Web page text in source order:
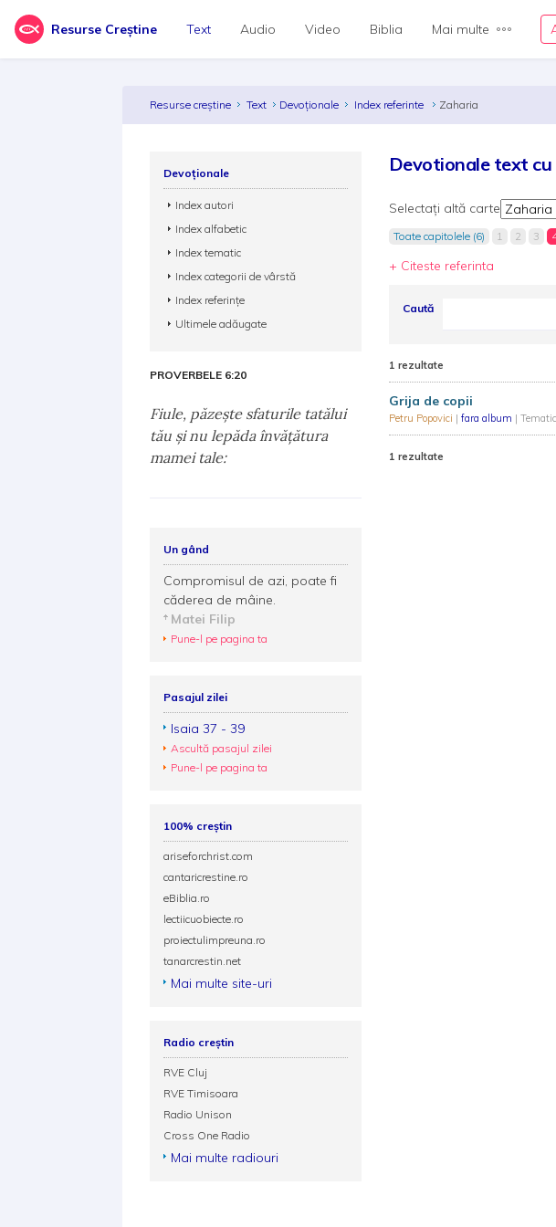
Resurse Creștine Text Audio Video Biblia Mai multe
Resurse creștine Text Devoționale Index referinte Zaharia
Devotionale text
Selectați altă carte
Toate capitolele (6) 1 2 3
+ Citeste referinta
Caută
1 rezultate
Grija de copii
Petru Popovici | fara album |
1 rezultate
Devoționale
Index autori
Index alfabetic
Index tematic
Index categorii de vârstă
Index referințe
Ultimele adăugate
PROVERBELE 6:20
Fiule, păzeşte sfaturile tatălui
tău şi nu lepăda învăţătura
mamei tale:
Un gând
Compromisul de azi, poate fi
căderea de mâine.
Matei Filip
Pune-l pe pagina ta
Pasajul zilei
Isaia 37 - 39
Ascultă pasajul zilei
Pune-l pe pagina ta
100% creștin
ariseforchrist.com
cantaricrestine.ro
eBiblia.ro
lectiicuobiecte.ro
proiectulimpreuna.ro
tanarcrestin.net
Mai multe site-uri
Radio creștin
RVE Cluj
RVE Timisoara
Radio Unison
Cross One Radio
Mai multe radiouri